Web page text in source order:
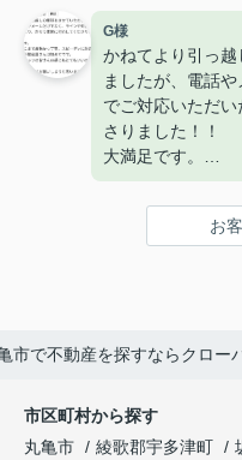
タートでき、「
者がいるんだ！」
ートなしでは、こ
なかったと思い
本当にありがと
G様
かねてより引っ越
ましたが、電話
でご対応いただ
さりました！！
大満足です。
県内でここまで
してくださる不
また、スタッフ
お
市で不動産を探すならクロー
市区町村から探す
丸亀市
綾歌郡宇多津町